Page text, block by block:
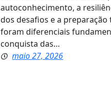
autoconhecimento, a
dos desafios e a preparação
foram diferenciais
conquista das…
maio 27, 2026